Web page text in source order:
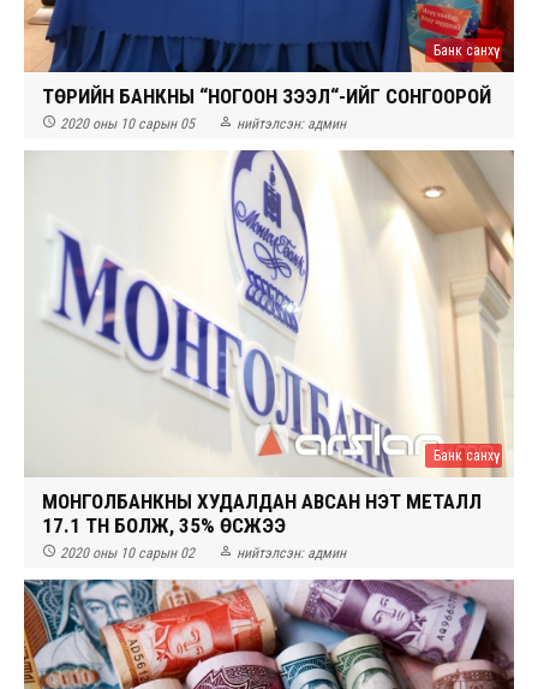
Банк санхүү
ТӨРИЙН БАНКНЫ “НОГООН ЗЭЭЛ“-ИЙГ СОНГООРОЙ
 2020 оны 10 сарын 05  нийтэлсэн: админ
Банк санхүү
МОНГОЛБАНКНЫ ХУДАЛДАН АВСАН ҮНЭТ МЕТАЛЛ
17.1 ТН БОЛЖ, 35% ӨСЖЭЭ
 2020 оны 10 сарын 02  нийтэлсэн: админ